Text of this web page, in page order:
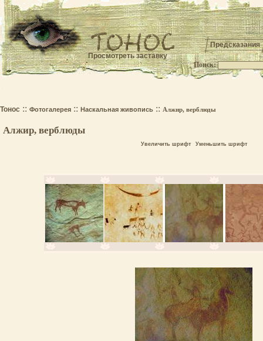
Предсказания
Поиск:
Тонос :: Фотогалерея :: Наскальная живопись :: Алжир, верблюды
Алжир, верблюды
Увеличить шрифт Уменьшить шрифт
Просмотреть заставку